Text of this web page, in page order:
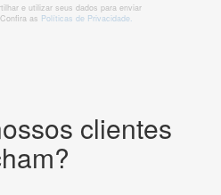
e utilizar seus dados para enviar
as Políticas de Privacidade.
clientes